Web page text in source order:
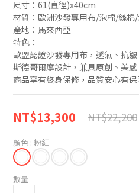
尺寸：61(直徑)x40cm
材質：歐洲沙發專用布/泡棉/絲棉
產地：馬來西亞
特色：
歐盟認證沙發專用布，透氣、抗
斯德哥爾摩設計，兼具原創、美
商品享有終身保修，品質安心有
NT$13,300 NT$22,200
顏色 : 粉紅
數量